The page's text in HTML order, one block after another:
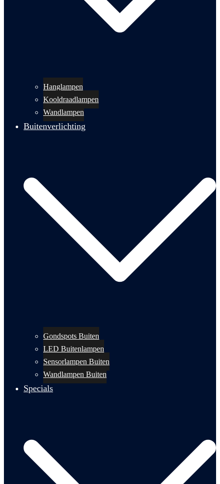
Hanglampen
Kooldraadlampen
Wandlampen
Buitenverlichting
Gondspots Buiten
LED Buitenlampen
Sensorlampen Buiten
Wandlampen Buiten
Specials